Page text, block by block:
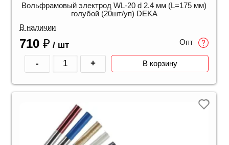
Вольфрамовый электрод WL-20 d 2.4 мм (L=175 мм)
голубой (20шт/уп) DEKA
В наличии
710 ₽ / шт Опт
- + В корзину